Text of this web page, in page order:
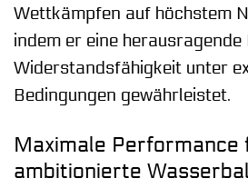
Wettkämpfen auf höchstem
indem er eine
Widerstandsfähigkeit unter
Bedingungen gewährleistet.
Maximale Performance
ambitionierte